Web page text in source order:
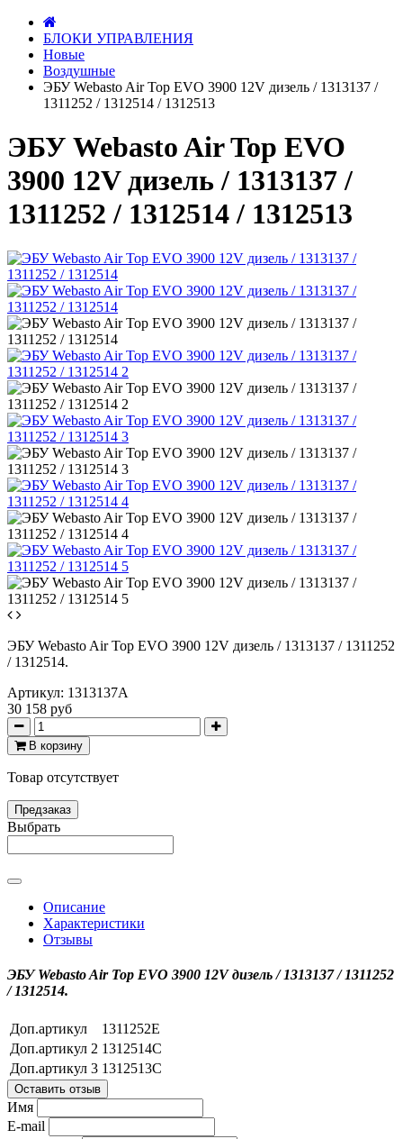
БЛОКИ УПРАВЛЕНИЯ
Новые
Воздушные
ЭБУ Webasto Air Top EVO 3900 12V дизель / 1313137 /
1311252 / 1312514 / 1312513
ЭБУ Webasto Air Top EVO
3900 12V дизель / 1313137 /
1311252 / 1312514 / 1312513
ЭБУ Webasto Air Top EVO 3900 12V дизель / 1313137 / 1311252
/ 1312514.
Артикул: 1313137A
30 158 руб
В корзину
Товар отсутствует
Предзаказ
Выбрать
Описание
Характеристики
Отзывы
ЭБУ Webasto Air Top EVO 3900 12V дизель / 1313137 / 1311252
/ 1312514.
Доп.артикул
1311252E
Доп.артикул 2 1312514C
Доп.артикул 3 1312513C
Оставить отзыв
Имя
E-mail